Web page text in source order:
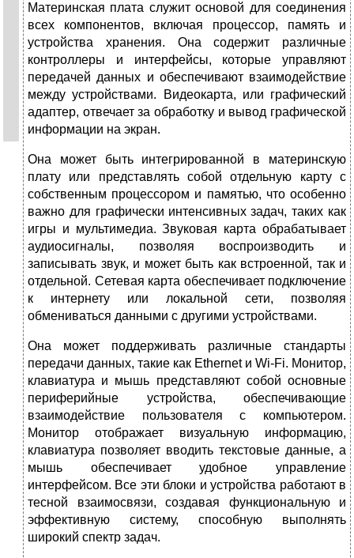
Материнская плата служит основой для соединения
всех компонентов, включая процессор, память и
устройства хранения. Она содержит различные
контроллеры и интерфейсы, которые управляют
передачей данных и обеспечивают взаимодействие
между устройствами. Видеокарта, или графический
адаптер, отвечает за обработку и вывод графической
информации на экран.
Она может быть интегрированной в материнскую
плату или представлять собой отдельную карту с
собственным процессором и памятью, что особенно
важно для графически интенсивных задач, таких как
игры и мультимедиа. Звуковая карта обрабатывает
аудиосигналы, позволяя воспроизводить и
записывать звук, и может быть как встроенной, так и
отдельной. Сетевая карта обеспечивает подключение
к интернету или локальной сети, позволяя
обмениваться данными с другими устройствами.
Она может поддерживать различные стандарты
передачи данных, такие как Ethernet и Wi-Fi. Монитор,
клавиатура и мышь представляют собой основные
периферийные устройства, обеспечивающие
взаимодействие пользователя с компьютером.
Монитор отображает визуальную информацию,
клавиатура позволяет вводить текстовые данные, а
мышь обеспечивает удобное управление
интерфейсом. Все эти блоки и устройства работают в
тесной взаимосвязи, создавая функциональную и
эффективную систему, способную выполнять
широкий спектр задач.